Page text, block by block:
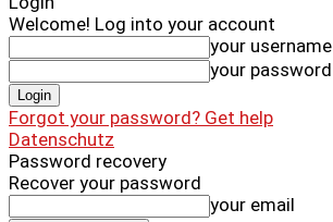
Welcome! Log into your account
your username
your password
Forgot your password? Get help
Datenschutz
Password recovery
Recover your password
your email